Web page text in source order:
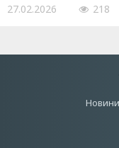
27.02.2026 218